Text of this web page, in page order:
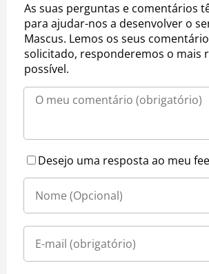
As suas perguntas e comentários
para ajudar-nos a desenvolver o
Mascus. Lemos os seus
solicitado, responderemos o mais
possível.
Desejo uma resposta ao meu